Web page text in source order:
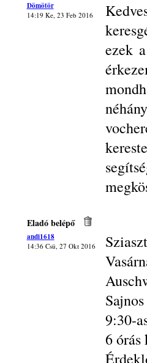
Dömötör
14:19 Ke, 23 Feb 2016
ezek
Eladó belépő
andi1618
14:36 Csü, 27 Okt 2016
9:30-
6 órás